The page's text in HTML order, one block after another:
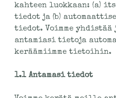
kahteen luokkaan: (a)
tiedot ja (b)
tiedot. Voimme
antamiasi tietoja
keräämiimme tietoihin.
1.1 Antamasi tiedot